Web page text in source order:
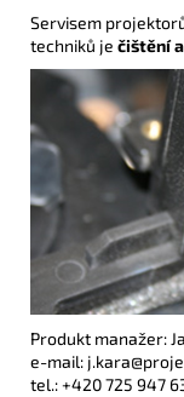
Servisem
techniků je čištění
Produkt manažer:
e-mail:
tel.: +420 725 947